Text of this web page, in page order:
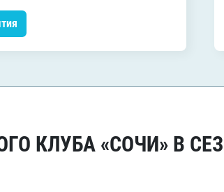
КЛУБА «СОЧИ» В